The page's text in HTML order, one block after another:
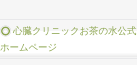
心臓クリニックお茶の水公式
ホームページ